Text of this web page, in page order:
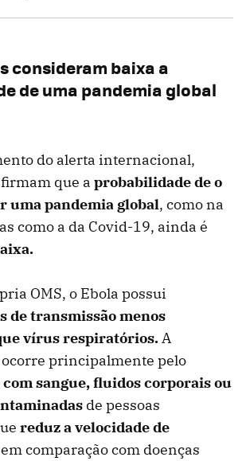
consideram baixa a
de uma pandemia global
do alerta internacional,
que a probabilidade de o
uma pandemia global, como na
como a da Covid-19, ainda é
OMS, o Ebola possui
de transmissão menos
vírus respiratórios.A
principalmente pelo
sangue, fluidos corporais ou
de pessoas
reduz a velocidade de
em comparação com doenças